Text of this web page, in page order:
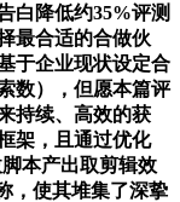
白降低约35%评测
最合适的合做伙
于企业现状设定合
数），但愿本篇评
持续、高效的获
架，且通过优化
本产出取剪辑效
，使其堆集了深挚